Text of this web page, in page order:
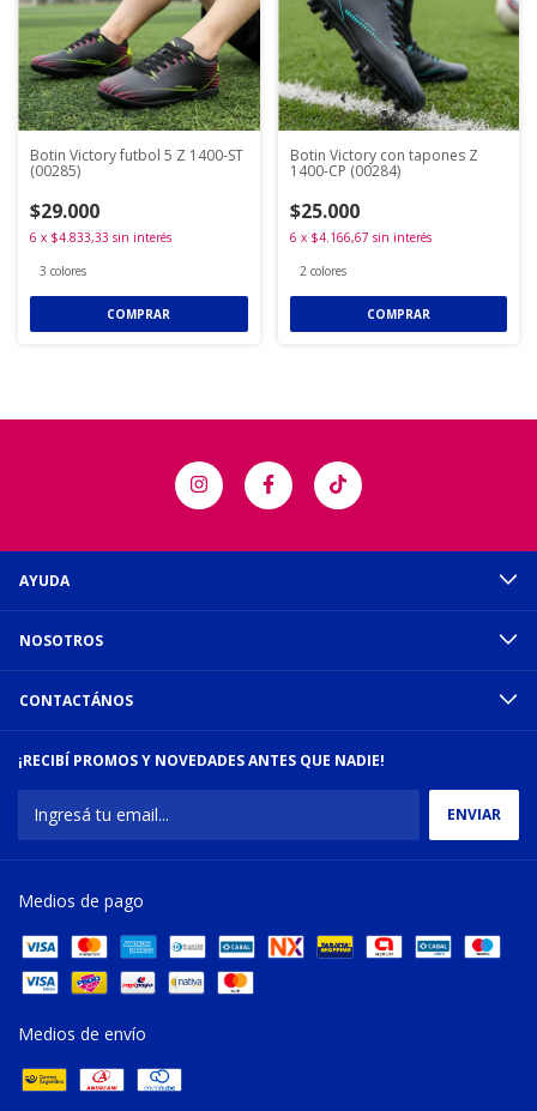
Botin Victory futbol 5 Z 1400-ST
(00285)
$29.000
6 x $4.833,33 sin interés
3 colores
COMPRAR
Botin Victory con tapones Z
1400-CP (00284)
$25.000
6 x $4.166,67 sin interés
2 colores
COMPRAR
AYUDA
NOSOTROS
CONTACTÁNOS
¡RECIBÍ PROMOS Y NOVEDADES ANTES QUE NADIE!
Medios de pago
Medios de envío